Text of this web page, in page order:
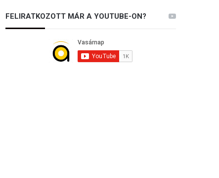
FELIRATKOZOTT MÁR A YOUTUBE-ON?